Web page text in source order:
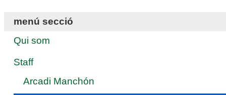
menú secció
Qui som
Staff
Arcadi Manchón